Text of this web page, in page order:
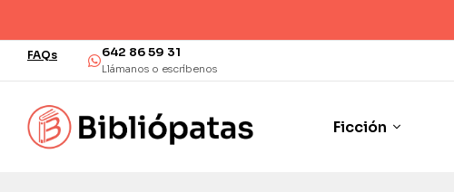
FAQs 642 86 59 31
Llámanos o escríbenos
Ficción